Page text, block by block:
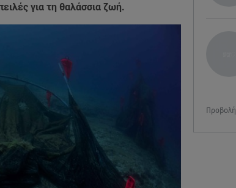
Προβολή
για τη θαλάσσια ζωή.